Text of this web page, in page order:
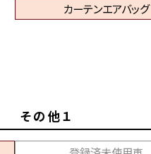
カーテンエアバッグ
その他１